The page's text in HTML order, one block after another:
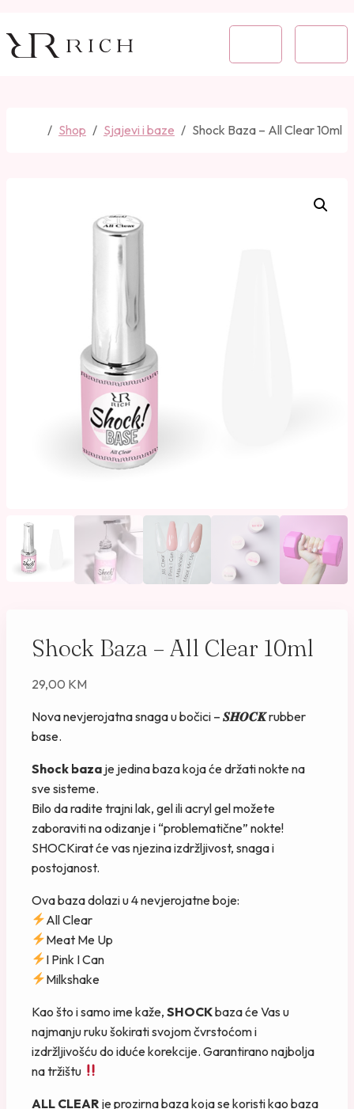
Menu
HomeShop Sjajevi i baze Shock Baza – All Clear 10ml
Shock Baza – All Clear 10ml
29,00 KM
Nova nevjerojatna snaga u bočici – 𝑺𝑯𝑶𝑪𝑲rubber
base.
Shock baza je jedina baza koja će držati nokte na
sve sisteme.
Bilo da radite trajni lak, gel ili acryl gel možete
zaboraviti na odizanje i “problematične” nokte!
SHOCKirat će vas njezina izdržljivost, snaga i
postojanost.
Ova baza dolazi u 4 nevjerojatne boje:
All Clear
Meat Me Up
I Pink I Can
Milkshake
Kao što i samo ime kaže, SHOCKbaza će Vas u
najmanju ruku šokirati svojom čvrstoćom i
izdržljivošću do iduće korekcije. Garantirano najbolja
na tržištu
ALL CLEAR je prozirna baza koja se koristi kao baza